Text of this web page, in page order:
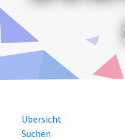
Übersicht
Suchen